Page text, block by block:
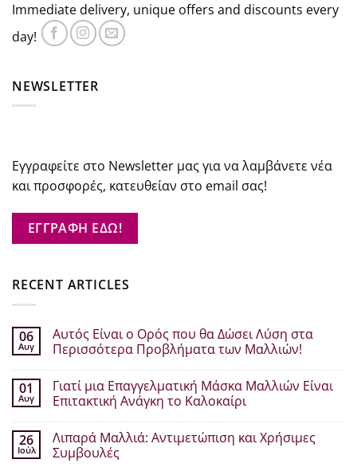
Immediate delivery, unique offers and discounts every
day!
NEWSLETTER
Εγγραφείτε στο Newsletter μας για να λαμβάνετε νέα
και προσφορές, κατευθείαν στο email σας!
ΕΓΓΡΑΦΗ ΕΔΩ!
RECENT ARTICLES
06
Αυγ
Αυτός Είναι ο Ορός που θα Δώσει Λύση στα
Περισσότερα Προβλήματα των Μαλλιών!
σχόλια
στο
Αυτός
Ορός
που
θα
01
Αυγ
Γιατί μια Επαγγελματική Μάσκα Μαλλιών Είναι
Επιτακτική Ανάγκη το Καλοκαίρι
σχόλια
στο
Γιατί
26
Ιούλ
Λιπαρά Μαλλιά: Αντιμετώπιση και Χρήσιμες
Συμβουλές